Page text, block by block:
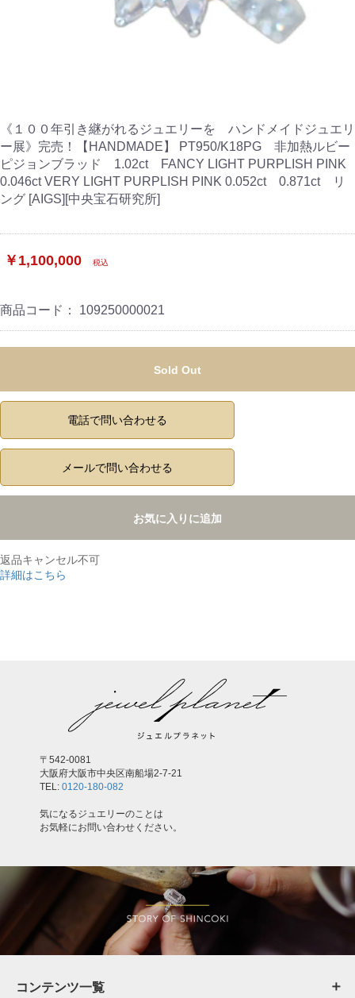
《１００年引き継がれるジュエリーを ハンドメイドジュエリ
ー展》完売！【HANDMADE】 PT950/K18PG 非加熱ルビー
ピジョンブラッド 1.02ct FANCY LIGHT PURPLISH PINK
0.046ct VERY LIGHT PURPLISH PINK 0.052ct 0.871ct リ
ング [AIGS][中央宝石研究所]
￥1,100,000 税込
商品コード： 109250000021
Sold Out
電話で問い合わせる
メールで問い合わせる
お気に入りに追加
返品キャンセル不可
詳細はこちら
〒542-0081
大阪府大阪市中央区南船場2-7-21
TEL: 0120-180-082
気になるジュエリーのことは
お気軽にお問い合わせください。
コンテンツ一覧